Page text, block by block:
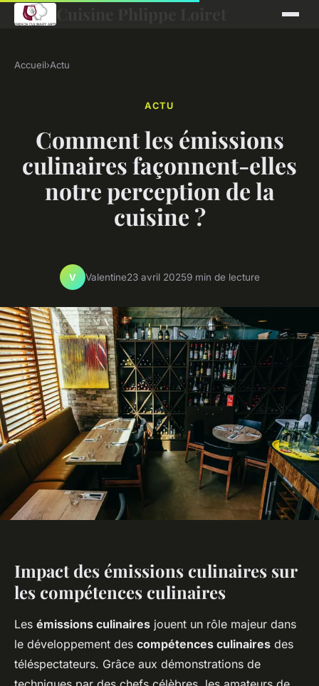
Accueil›Actu
ACTU
Comment les émissions
culinaires façonnent-elles
notre perception de la
cuisine ?
V Valentine23 avril 20259 min de lecture
Impact des émissions culinaires sur
les compétences culinaires
Les émissions culinaires jouent un rôle majeur dans
le développement des compétences culinaires des
téléspectateurs. Grâce aux démonstrations de